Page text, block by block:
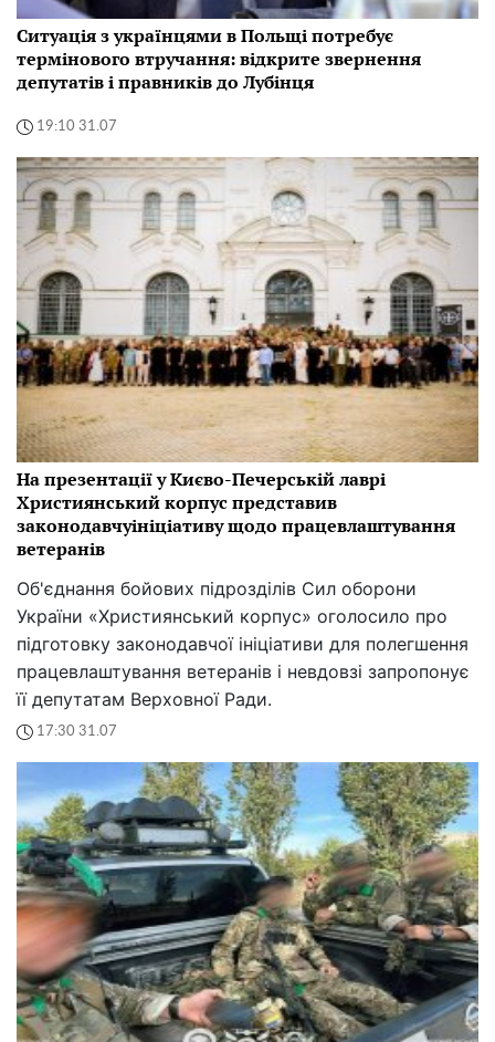
Ситуація з українцями в Польщі потребує
термінового втручання: відкрите звернення
депутатів і правників до Лубінця
19:10 31.07
На презентації у Києво-Печерській лаврі
Християнський корпус представив
законодавчуініціативу щодо працевлаштування
ветеранів
Об'єднання бойових підрозділів Сил оборони
України «Християнський корпус» оголосило про
підготовку законодавчої ініціативи для полегшення
працевлаштування ветеранів і невдовзі запропонує
її депутатам Верховної Ради.
17:30 31.07